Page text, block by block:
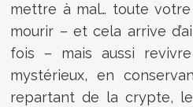
mettre à mal… toute
mourir – et cela arrive
fois – mais aussi
mystérieux, en
repartant de la crypte,